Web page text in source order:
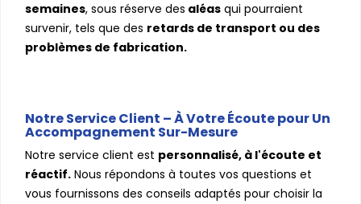
semaines, sous réserve des aléas qui pourraient
survenir, tels que des retards de transport ou des
problèmes de fabrication.
Notre Service Client – À Votre Écoute pour Un
Accompagnement Sur-Mesure
Notre service client est personnalisé, à l'écoute et
réactif. Nous répondons à toutes vos questions et
vous fournissons des conseils adaptés pour choisir la